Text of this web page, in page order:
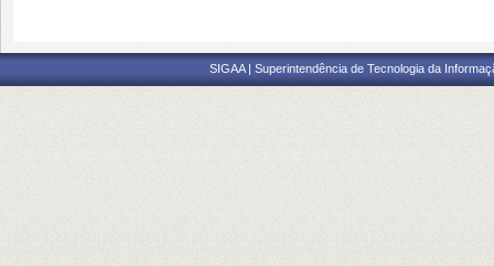
SIGAA | Superintendência de Tecnologia da